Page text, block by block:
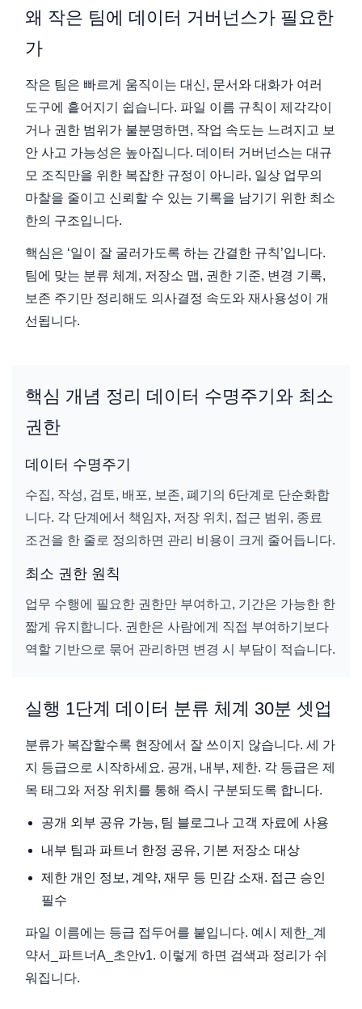
왜 작은 팀에 데이터 거버넌스가 필요한
가
작은 팀은 빠르게 움직이는 대신, 문서와 대화가 여러
도구에 흩어지기 쉽습니다. 파일 이름 규칙이 제각각이
거나 권한 범위가 불분명하면, 작업 속도는 느려지고 보
안 사고 가능성은 높아집니다. 데이터 거버넌스는 대규
모 조직만을 위한 복잡한 규정이 아니라, 일상 업무의
마찰을 줄이고 신뢰할 수 있는 기록을 남기기 위한 최소
한의 구조입니다.
핵심은 ‘일이 잘 굴러가도록 하는 간결한 규칙’입니다.
팀에 맞는 분류 체계, 저장소 맵, 권한 기준, 변경 기록,
보존 주기만 정리해도 의사결정 속도와 재사용성이 개
선됩니다.
핵심 개념 정리 데이터 수명주기와 최소
권한
데이터 수명주기
수집, 작성, 검토, 배포, 보존, 폐기의 6단계로 단순화합
니다. 각 단계에서 책임자, 저장 위치, 접근 범위, 종료
조건을 한 줄로 정의하면 관리 비용이 크게 줄어듭니다.
최소 권한 원칙
업무 수행에 필요한 권한만 부여하고, 기간은 가능한 한
짧게 유지합니다. 권한은 사람에게 직접 부여하기보다
역할 기반으로 묶어 관리하면 변경 시 부담이 적습니다.
실행 1단계 데이터 분류 체계 30분 셋업
분류가 복잡할수록 현장에서 잘 쓰이지 않습니다. 세 가
지 등급으로 시작하세요. 공개, 내부, 제한. 각 등급은 제
목 태그와 저장 위치를 통해 즉시 구분되도록 합니다.
공개 외부 공유 가능, 팀 블로그나 고객 자료에 사용
내부 팀과 파트너 한정 공유, 기본 저장소 대상
제한 개인 정보, 계약, 재무 등 민감 소재. 접근 승인
필수
파일 이름에는 등급 접두어를 붙입니다. 예시 제한_계
약서_파트너A_초안v1. 이렇게 하면 검색과 정리가 쉬
워집니다.